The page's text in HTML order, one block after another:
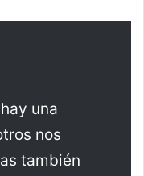
una
nos
también